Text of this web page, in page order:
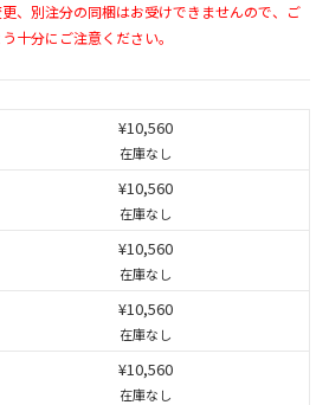
、別注分の同梱はお受けできませんので、ご
十分にご注意ください。
¥10,560
在庫なし
¥10,560
在庫なし
¥10,560
在庫なし
¥10,560
在庫なし
¥10,560
在庫なし